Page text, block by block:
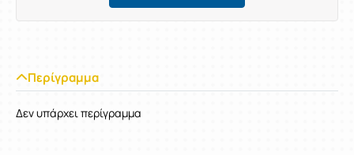
Περίγραμμα
Δεν υπάρχει περίγραμμα